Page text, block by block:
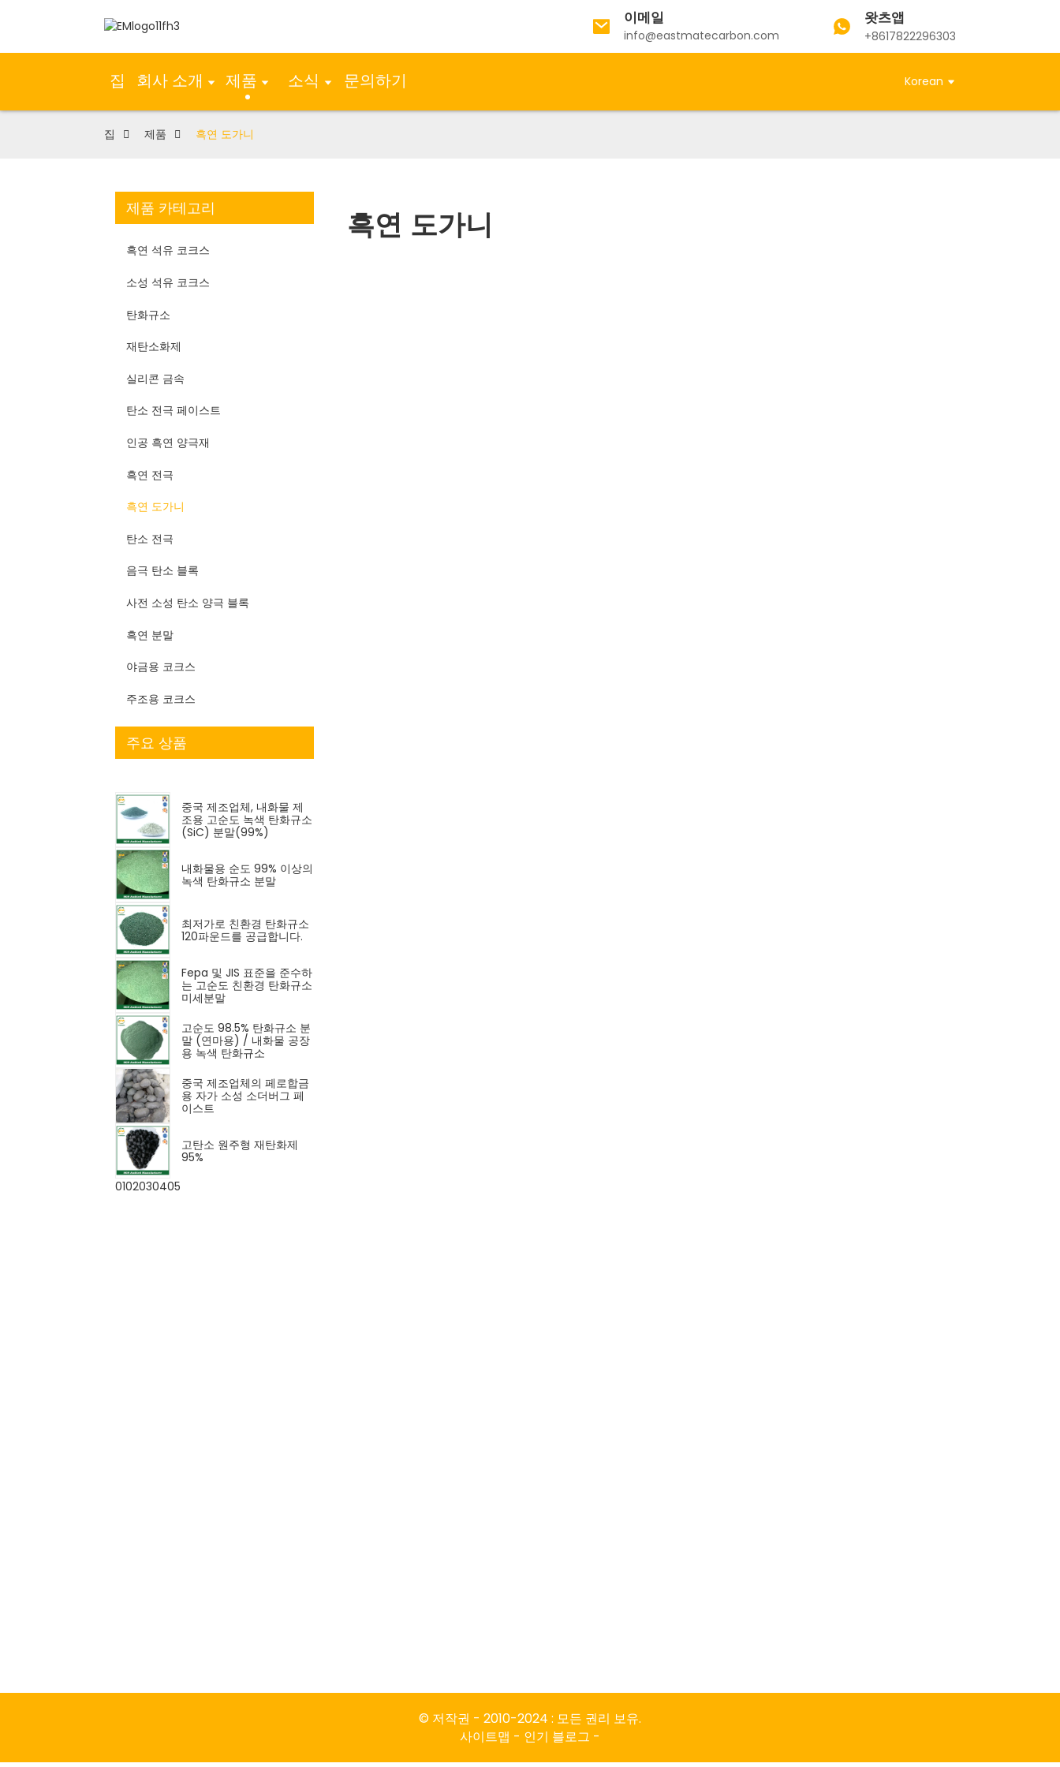
이메일
info@eastmatecarbon.com
왓츠앱
+8617822296303
집 회사 소개 제품 소식 문의하기 Korean
집 제품 흑연 도가니
제품 카테고리
흑연 석유 코크스
소성 석유 코크스
탄화규소
재탄소화제
실리콘 금속
탄소 전극 페이스트
인공 흑연 양극재
흑연 전극
흑연 도가니
탄소 전극
음극 탄소 블록
사전 소성 탄소 양극 블록
흑연 분말
야금용 코크스
주조용 코크스
주요 상품
중국 제조업체, 내화물 제
조용 고순도 녹색 탄화규소
(SiC) 분말(99%)
내화물용 순도 99% 이상의
녹색 탄화규소 분말
최저가로 친환경 탄화규소
120파운드를 공급합니다.
Fepa 및 JIS 표준을 준수하
는 고순도 친환경 탄화규소
미세분말
고순도 98.5% 탄화규소 분
말 (연마용) / 내화물 공장
용 녹색 탄화규소
중국 제조업체의 페로합금
용 자가 소성 소더버그 페
이스트
고탄소 원주형 재탄화제
95%
0102030405
흑연 도가니
© 저작권 - 2010-2024 : 모든 권리 보유.
사이트맵 - 인기 블로그 -